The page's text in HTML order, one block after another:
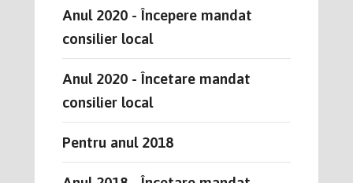
Anul 2020 - Începere mandat
consilier local
Anul 2020 - Încetare mandat
consilier local
Pentru anul 2018